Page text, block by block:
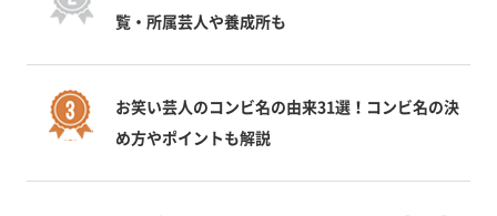
覧・所属芸人や養成所も
お笑い芸人のコンビ名の由来31選！コンビ名の決
め方やポイントも解説